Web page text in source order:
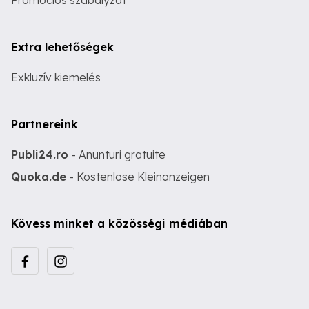
Extra lehetőségek
Exkluzív kiemelés
Partnereink
Publi24.ro - Anunturi gratuite
Quoka.de - Kostenlose Kleinanzeigen
Kövess minket a közösségi médiában